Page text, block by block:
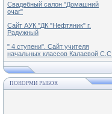
Свадебный салон "Домашний
очаг"
Сайт АУК "ДК "Нефтяник" г.
Радужный
" 4 ступени". Сайт учителя
начальных классов Калаевой С.С.
ПОКОРМИ РЫБОК